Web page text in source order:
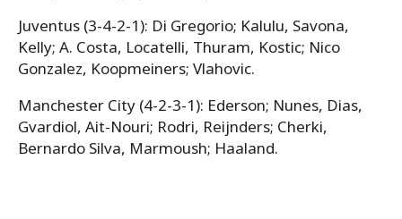
Juventus (3-4-2-1): Di Gregorio; Kalulu, Savona,
Kelly; A. Costa, Locatelli, Thuram, Kostic; Nico
Gonzalez, Koopmeiners; Vlahovic.
Manchester City (4-2-3-1): Ederson; Nunes, Dias,
Gvardiol, Ait-Nouri; Rodri, Reijnders; Cherki,
Bernardo Silva, Marmoush; Haaland.